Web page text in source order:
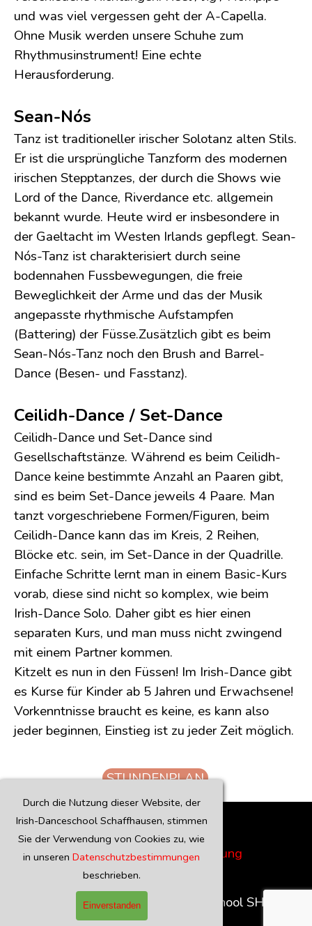
Durch die Nutzung dieser Website, der
Irish-Danceschool Schaffhausen, stimmen
Sie der Verwendung von Cookies zu, wie
in unseren Datenschutzbestimmungen
beschrieben.
Einverstanden
und was viel vergessen geht der A-Capella.
Ohne Musik werden unsere Schuhe zum
Rhythmusinstrument! Eine echte
Herausforderung.
Sean-Nós
Tanz ist traditioneller irischer Solotanz alten Stils.
Er ist die ursprüngliche Tanzform des modernen
irischen Stepptanzes, der durch die Shows wie
Lord of the Dance, Riverdance etc. allgemein
bekannt wurde. Heute wird er insbesondere in
der Gaeltacht im Westen Irlands gepflegt. Sean-
Nós-Tanz ist charakterisiert durch seine
bodennahen Fussbewegungen, die freie
Beweglichkeit der Arme und das der Musik
angepasste rhythmische Aufstampfen
(Battering) der Füsse.Zusätzlich gibt es beim
Sean-Nós-Tanz noch den Brush and Barrel-
Dance (Besen- und Fasstanz).
Ceilidh-Dance / Set-Dance
Ceilidh-Dance und Set-Dance sind
Gesellschaftstänze. Während es beim Ceilidh-
Dance keine bestimmte Anzahl an Paaren gibt,
sind es beim Set-Dance jeweils 4 Paare. Man
tanzt vorgeschriebene Formen/Figuren, beim
Ceilidh-Dance kann das im Kreis, 2 Reihen,
Blöcke etc. sein, im Set-Dance in der Quadrille.
Einfache Schritte lernt man in einem Basic-Kurs
vorab, diese sind nicht so komplex, wie beim
Irish-Dance Solo. Daher gibt es hier einen
separaten Kurs, und man muss nicht zwingend
mit einem Partner kommen.
Kitzelt es nun in den Füssen! Im Irish-Dance gibt
es Kurse für Kinder ab 5 Jahren und Erwachsene!
Vorkenntnisse braucht es keine, es kann also
jeder beginnen, Einstieg ist zu jeder Zeit möglich.
STUNDENPLAN
AGB
Datenschutzerklärung
Kontakt
Copyright 2026 Irish-Danceschool SH